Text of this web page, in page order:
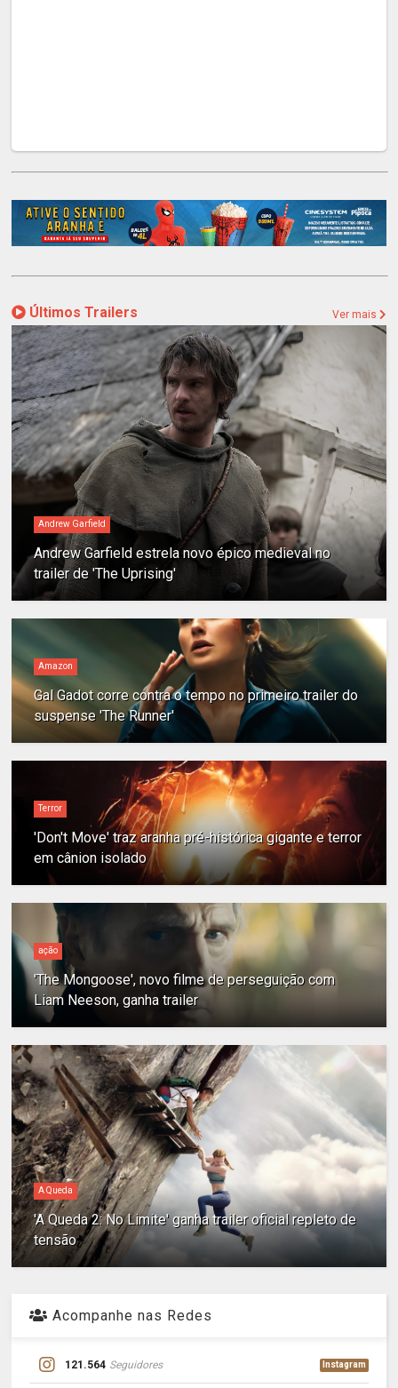
Últimos Trailers Ver mais
Andrew Garfield
Andrew Garfield estrela novo épico medieval no
trailer de 'The Uprising'
Amazon
Gal Gadot corre contra o tempo no primeiro trailer do
suspense 'The Runner'
Terror
'Don't Move' traz aranha pré-histórica gigante e terror
em cânion isolado
ação
'The Mongoose', novo filme de perseguição com
Liam Neeson, ganha trailer
A Queda
'A Queda 2: No Limite' ganha trailer oficial repleto de
tensão
Acompanhe nas Redes
121.564 Seguidores Instagram